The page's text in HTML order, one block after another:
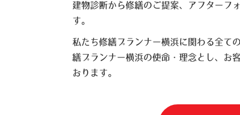
建物診断から修繕のご提案、アフターフ
す。
私たち修繕プランナー横浜に関わる全て
繕プランナー横浜の使命・理念とし、お
おります。